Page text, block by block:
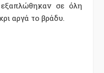
σε όλη
αργά το βράδυ.